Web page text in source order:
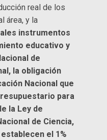
real de los
área, y la
instrumentos
educativo y
de
la obligación
Nacional que
para
la Ley de
de Ciencia,
el 1%